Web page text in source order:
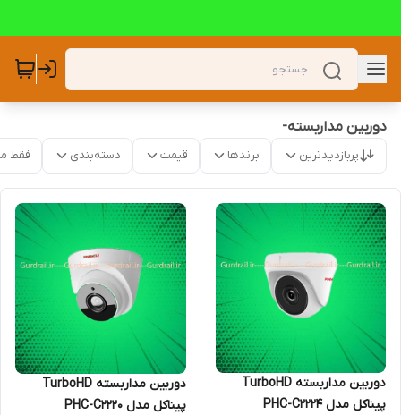
دوربین مداربسته-
پربازدیدترین برندها قیمت دسته‌بندی فقط
دوربین مداربسته TurboHD
پیناکل مدل PHC-C2224
دوربین مداربسته TurboHD
پیناکل مدل PHC-C2220